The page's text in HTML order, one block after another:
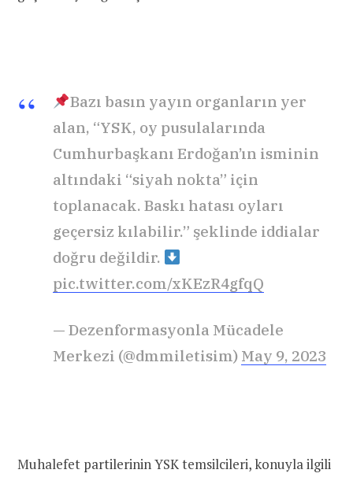
Bazı basın yayın organların yer
alan, “YSK, oy pusulalarında
Cumhurbaşkanı Erdoğan’ın isminin
altındaki “siyah nokta” için
toplanacak. Baskı hatası oyları
geçersiz kılabilir.” şeklinde iddialar
doğru değildir.
pic.twitter.com/xKEzR4gfqQ
— Dezenformasyonla Mücadele
Merkezi (@dmmiletisim) May 9, 2023
Muhalefet partilerinin YSK temsilcileri, konuyla ilgili